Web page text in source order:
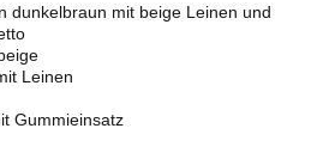
dunkelbraun mit beige Leinen und
Leinen
Gummieinsatz